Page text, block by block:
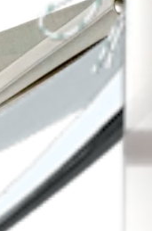
sutura FiberWire®